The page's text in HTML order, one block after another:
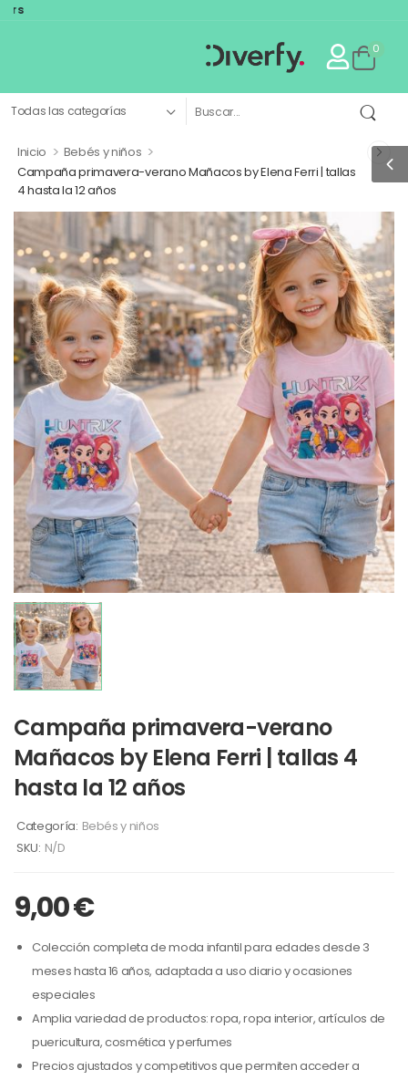
0
Inicio > Bebés y niños >
Campaña primavera-verano Mañacos by Elena Ferri | tallas
4 hasta la 12 años
Campaña primavera-verano
Mañacos by Elena Ferri | tallas 4
hasta la 12 años
Categoría: Bebés y niños
SKU: N/D
9,00€
Colección completa de moda infantil para edades desde 3
meses hasta 16 años, adaptada a uso diario y ocasiones
especiales
Amplia variedad de productos: ropa, ropa interior, artículos de
puericultura, cosmética y perfumes
Precios ajustados y competitivos que permiten acceder a